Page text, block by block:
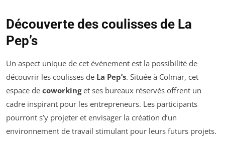
Découverte des coulisses de La
Pep’s
Un aspect unique de cet événement est la possibilité de
découvrir les coulisses de La Pep’s. Située à Colmar, cet
espace de coworkinget ses bureaux réservés offrent un
cadre inspirant pour les entrepreneurs. Les participants
pourront s’y projeter et envisager la création d’un
environnement de travail stimulant pour leurs futurs projets.